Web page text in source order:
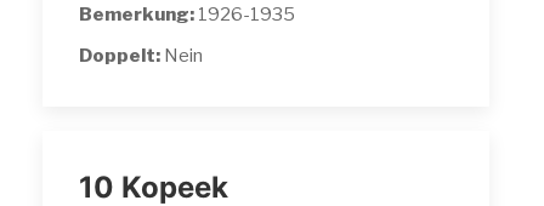
Bemerkung: 1926-1935
Doppelt: Nein
10 Kopeek